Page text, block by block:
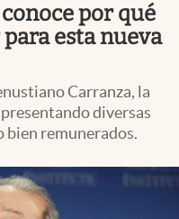
por qué
esta nueva
Carranza, la
diversas
bien remunerados.